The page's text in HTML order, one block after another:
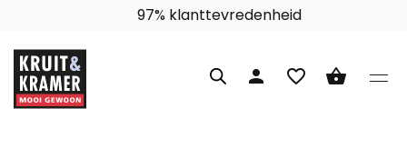
97% klanttevredenheid
person favorite_border shopping_basket